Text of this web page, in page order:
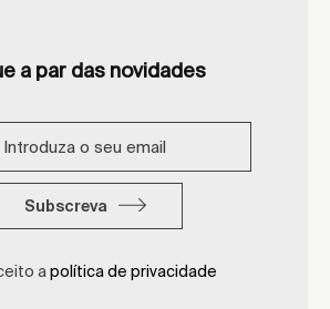
a par das novidades
Subscreva
a política de privacidade